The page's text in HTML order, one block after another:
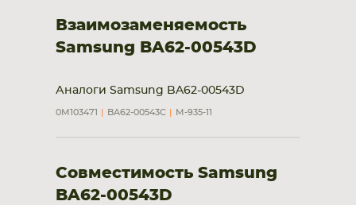
Взаимозаменяемость
Samsung BA62-00543D
Аналоги Samsung BA62-00543D
0M103471 BA62-00543C M-935-11
Совместимость Samsung
BA62-00543D